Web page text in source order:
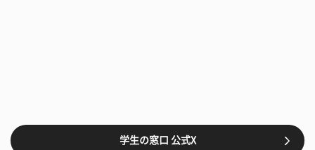
学生の窓口 公式X